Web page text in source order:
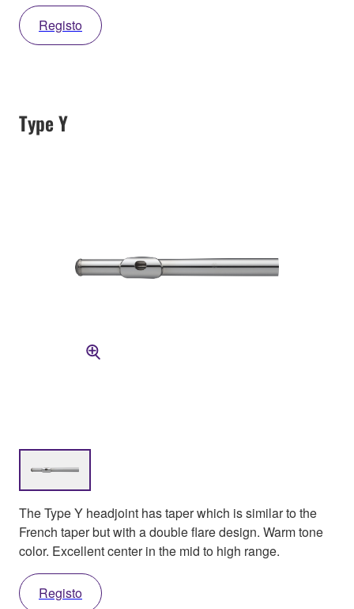
Registo
Type Y
The Type Y headjoint has taper which is similar to the
French taper but with a double flare design. Warm tone
color. Excellent center in the mid to high range.
Registo